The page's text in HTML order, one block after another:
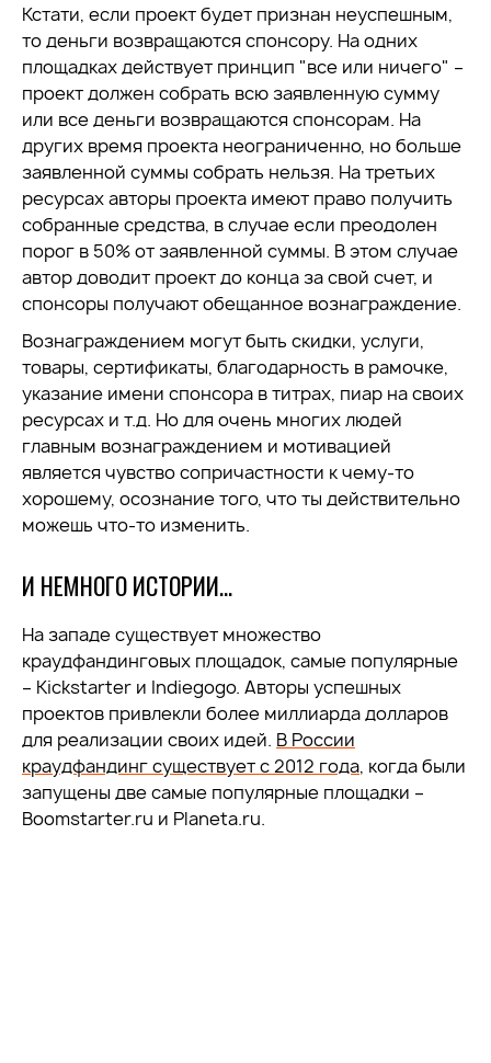
Кстати, если проект будет признан неуспешным,
то деньги возвращаются спонсору. На одних
площадках действует принцип "все или ничего" –
проект должен собрать всю заявленную сумму
или все деньги возвращаются спонсорам. На
других время проекта неограниченно, но больше
заявленной суммы собрать нельзя. На третьих
ресурсах авторы проекта имеют право получить
собранные средства, в случае если преодолен
порог в 50% от заявленной суммы. В этом случае
автор доводит проект до конца за свой счет, и
спонсоры получают обещанное вознаграждение.
Вознаграждением могут быть скидки, услуги,
товары, сертификаты, благодарность в рамочке,
указание имени спонсора в титрах, пиар на своих
ресурсах и т.д. Но для очень многих людей
главным вознаграждением и мотивацией
является чувство сопричастности к чему-то
хорошему, осознание того, что ты действительно
можешь что-то изменить.
И НЕМНОГО ИСТОРИИ…
На западе существует множество
краудфандинговых площадок, самые популярные
– Kickstarter и Indiegogo. Авторы успешных
проектов привлекли более миллиарда долларов
для реализации своих идей. В России
краудфандинг существует с 2012 года, когда были
запущены две самые популярные площадки –
Boomstarter.ru и Planeta.ru.